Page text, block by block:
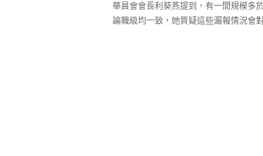
華員會會長利葵燕提到，有一間規模多
論職級均一致，她質疑這些漏報情況會